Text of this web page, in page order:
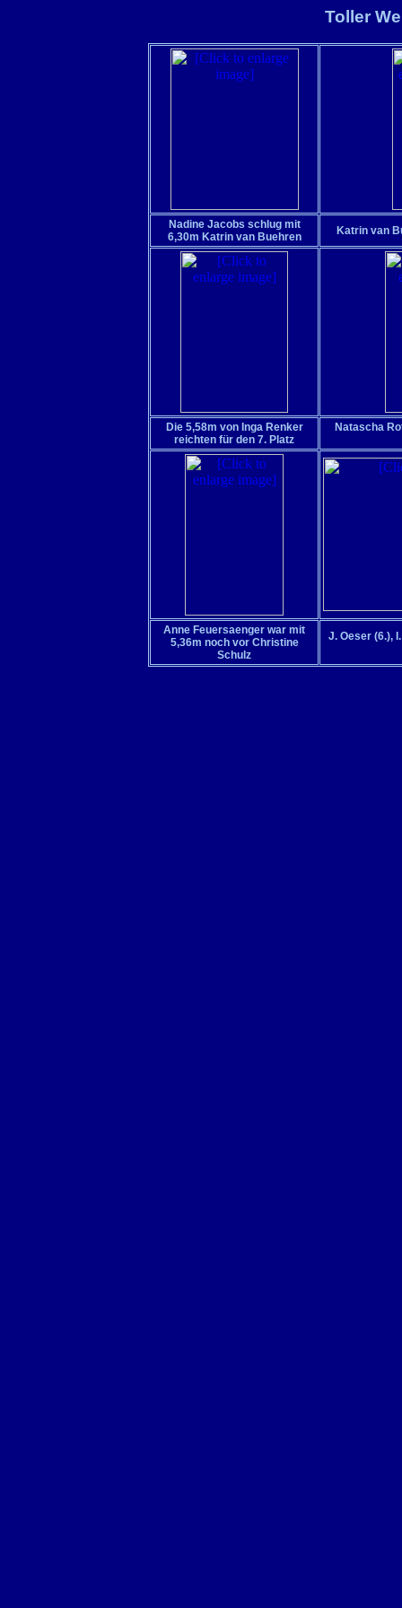
Toller
Nadine Jacobs schlug mit
6,30m Katrin van Buehren
Katrin van
Die 5,58m von Inga Renker
reichten für den 7. Platz
Natascha
Anne Feuersaenger war mit
5,36m noch vor Christine
Schulz
J. Oeser (6.),